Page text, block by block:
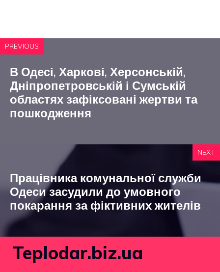
PREVIOUS
В Одесі, Харкові, Херсонській,
Дніпропетровській і Сумській
областях зафіксовані жертви та
пошкодження
NEXT
Працівника комунальної служби
Одеси засудили до умовного
покарання за фіктивних жителів
Teplodar.biz.ua